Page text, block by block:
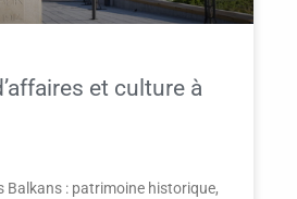
et culture à
Balkans : patrimoine historique,